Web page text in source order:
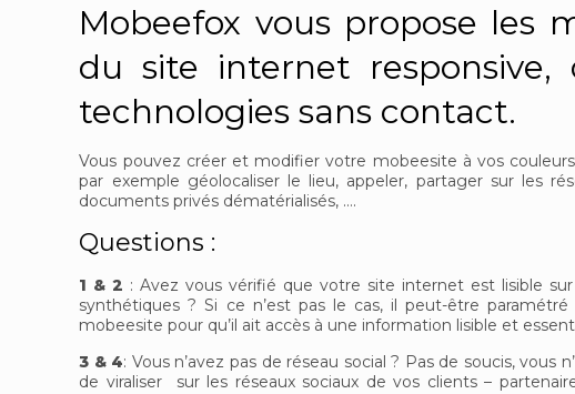
Mobeefox vous propose les
du site internet
technologies sans contact.
Vous pouvez créer et modifier votre mobeesite à vos
par exemple géolocaliser le lieu, appeler, partager sur les
documents privés dématérialisés, ….
Questions :
1 & 2 : Avez vous vérifié que votre site internet est lisible
synthétiques ? Si ce n’est pas le cas, il peut-être
mobeesite pour qu’il ait accès à une information lisible et
3 & 4: Vous n’avez pas de réseau social ? Pas de soucis,
de viraliser sur les réseaux sociaux de vos clients –